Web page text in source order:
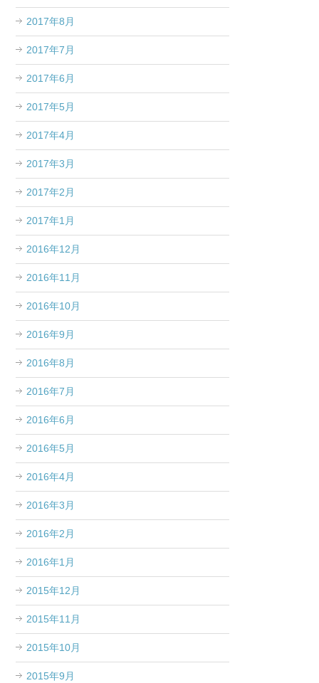
2017年8月
2017年7月
2017年6月
2017年5月
2017年4月
2017年3月
2017年2月
2017年1月
2016年12月
2016年11月
2016年10月
2016年9月
2016年8月
2016年7月
2016年6月
2016年5月
2016年4月
2016年3月
2016年2月
2016年1月
2015年12月
2015年11月
2015年10月
2015年9月